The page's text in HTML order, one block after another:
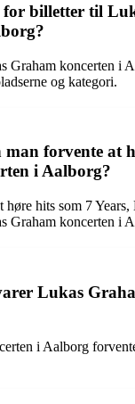
for billetter til
Graham koncerten i
og kategori.
forvente at
i Aalborg?
høre hits som 7
Graham koncerten i
Lukas
i Aalborg